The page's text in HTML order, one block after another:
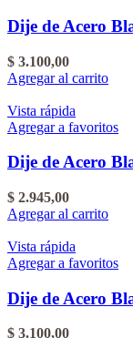
Dije de Acero
$ 3.100,00
Agregar al carrito
Vista rápida
Agregar a favoritos
Dije de Acero
$ 2.945,00
Agregar al carrito
Vista rápida
Agregar a favoritos
Dije de Acero
$ 3.100,00